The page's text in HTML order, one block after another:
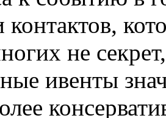
контактов,
не
ивенты